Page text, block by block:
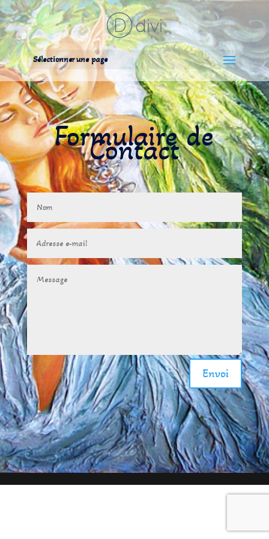
Sélectionner une page
Formulaire de
Contact
Envoi
Alternative: